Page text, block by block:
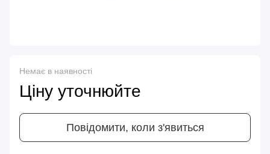
Немає в наявності
Ціну уточнюйте
Повідомити, коли з'явиться